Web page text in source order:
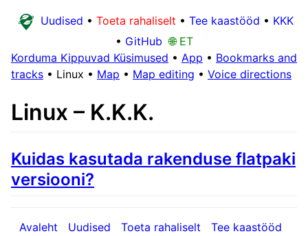
Uudised • Toeta rahaliselt • Tee kaastööd • KKK
• GitHub 🌐 ET
Korduma Kippuvad Küsimused • App • Bookmarks and
tracks • Linux • Map • Map editing • Voice directions
Linux – K.K.K.
Kuidas kasutada rakenduse flatpaki
versiooni?
Avaleht Uudised Toeta rahaliselt
Tee kaastööd